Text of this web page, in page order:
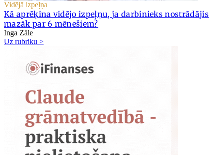
Vidējā izpeļņa
Kā aprēķina vidējo izpeļņu, ja darbinieks nostrādājis
mazāk par 6 mēnešiem?
Inga Zāle
Uz rubriku >